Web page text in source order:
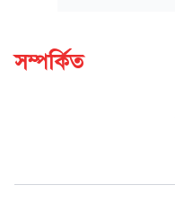
সম্পর্কিত